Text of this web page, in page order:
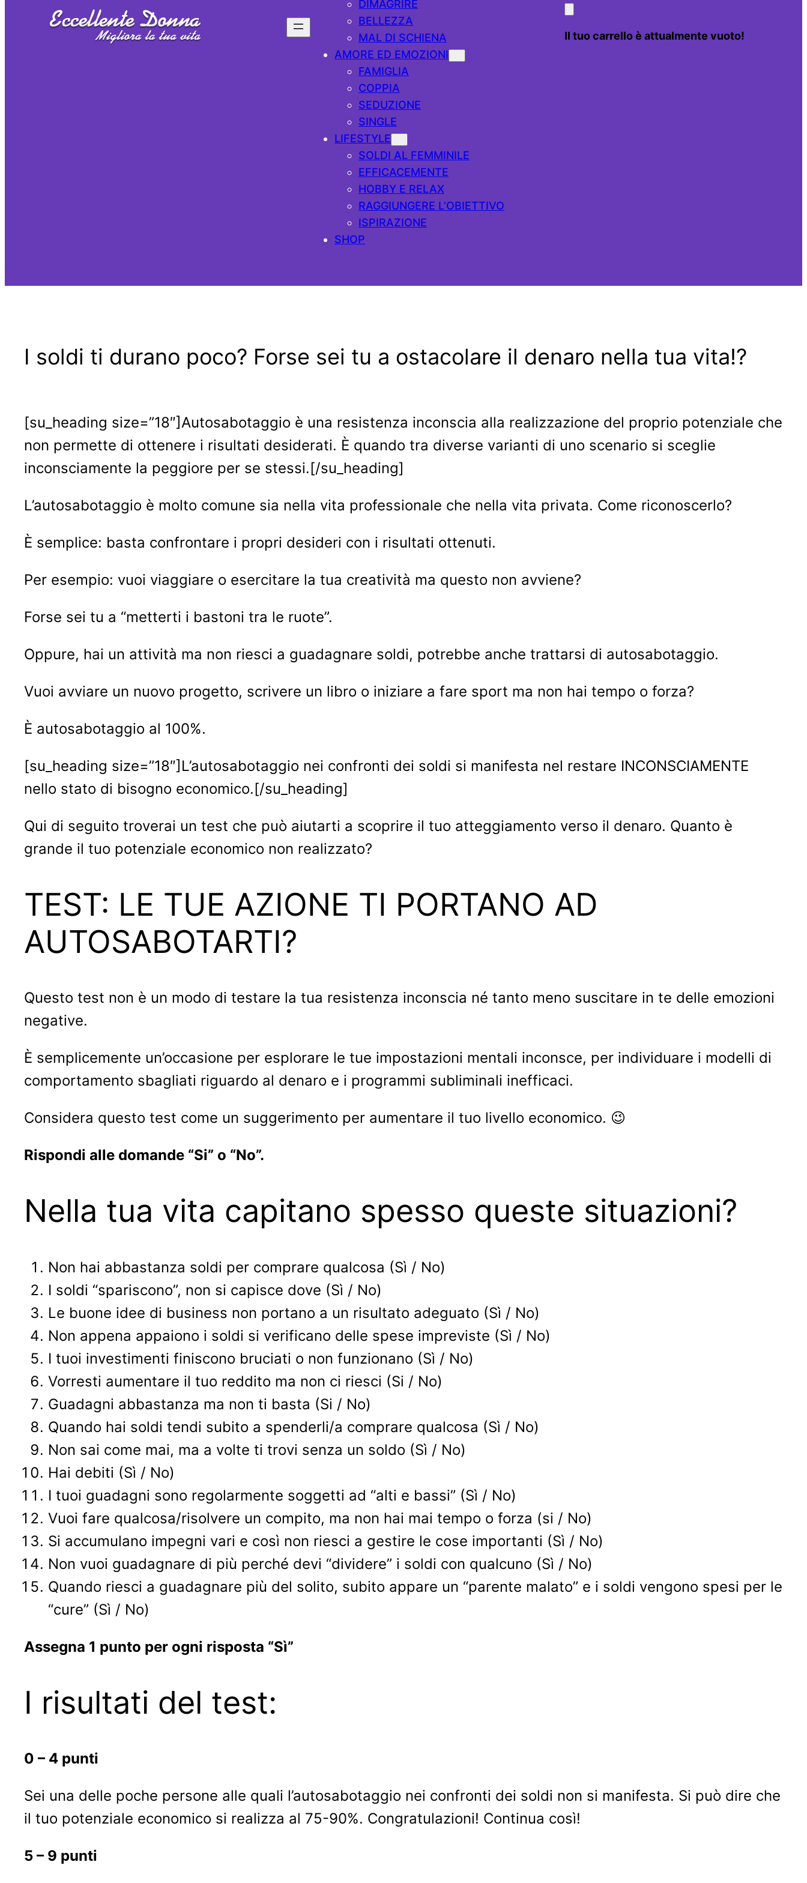
DIMAGRIRE
BELLEZZA
MAL DI SCHIENA
AMORE ED EMOZIONI
FAMIGLIA
COPPIA
SEDUZIONE
SINGLE
LIFESTYLE
SOLDI AL FEMMINILE
EFFICACEMENTE
HOBBY E RELAX
RAGGIUNGERE L’OBIETTIVO
ISPIRAZIONE
SHOP
Il tuo carrello è attualmente vuoto!
I soldi ti durano poco? Forse sei tu a ostacolare il denaro nella tua vita!?
[su_heading size=”18″]Autosabotaggio è una resistenza inconscia alla realizzazione del proprio potenziale che
non permette di ottenere i risultati desiderati. È quando tra diverse varianti di uno scenario si sceglie
inconsciamente la peggiore per se stessi.[/su_heading]
L’autosabotaggio è molto comune sia nella vita professionale che nella vita privata. Come riconoscerlo?
È semplice: basta confrontare i propri desideri con i risultati ottenuti.
Per esempio: vuoi viaggiare o esercitare la tua creatività ma questo non avviene?
Forse sei tu a “metterti i bastoni tra le ruote”.
Oppure, hai un attività ma non riesci a guadagnare soldi, potrebbe anche trattarsi di autosabotaggio.
Vuoi avviare un nuovo progetto, scrivere un libro o iniziare a fare sport ma non hai tempo o forza?
È autosabotaggio al 100%.
[su_heading size=”18″]L’autosabotaggio nei confronti dei soldi si manifesta nel restare INCONSCIAMENTE
nello stato di bisogno economico.[/su_heading]
Qui di seguito troverai un test che può aiutarti a scoprire il tuo atteggiamento verso il denaro. Quanto è
grande il tuo potenziale economico non realizzato?
TEST: LE TUE AZIONE TI PORTANO AD
AUTOSABOTARTI?
Questo test non è un modo di testare la tua resistenza inconscia né tanto meno suscitare in te delle emozioni
negative.
È semplicemente un’occasione per esplorare le tue impostazioni mentali inconsce, per individuare i modelli di
comportamento sbagliati riguardo al denaro e i programmi subliminali inefficaci.
Considera questo test come un suggerimento per aumentare il tuo livello economico. 😉
Rispondi alle domande “Si” o “No”.
Nella tua vita capitano spesso queste situazioni?
Non hai abbastanza soldi per comprare qualcosa (Sì / No)
I soldi “spariscono”, non si capisce dove (Sì / No)
Le buone idee di business non portano a un risultato adeguato (Sì / No)
Non appena appaiono i soldi si verificano delle spese impreviste (Sì / No)
I tuoi investimenti finiscono bruciati o non funzionano (Sì / No)
Vorresti aumentare il tuo reddito ma non ci riesci (Si / No)
Guadagni abbastanza ma non ti basta (Si / No)
Quando hai soldi tendi subito a spenderli/a comprare qualcosa (Sì / No)
Non sai come mai, ma a volte ti trovi senza un soldo (Sì / No)
Hai debiti (Sì / No)
I tuoi guadagni sono regolarmente soggetti ad “alti e bassi” (Sì / No)
Vuoi fare qualcosa/risolvere un compito, ma non hai mai tempo o forza (si / No)
Si accumulano impegni vari e così non riesci a gestire le cose importanti (Sì / No)
Non vuoi guadagnare di più perché devi “dividere” i soldi con qualcuno (Sì / No)
Quando riesci a guadagnare più del solito, subito appare un “parente malato” e i soldi vengono spesi per le
“cure” (Sì / No)
Assegna 1 punto per ogni risposta “Sì”
I risultati del test:
0 – 4 punti
Sei una delle poche persone alle quali l’autosabotaggio nei confronti dei soldi non si manifesta. Si può dire che
il tuo potenziale economico si realizza al 75-90%. Congratulazioni! Continua così!
5 – 9 punti